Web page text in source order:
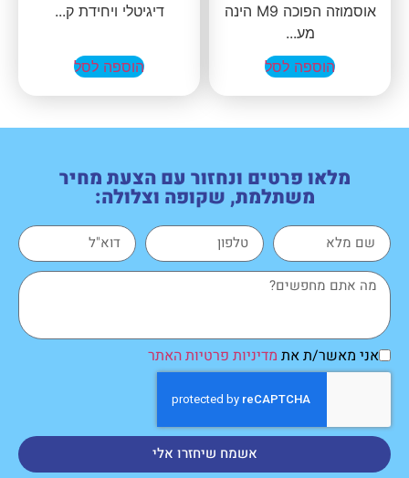
אוסמוזה הפוכה M9 הינה
מע...
הוספה לסל
דיגיטלי ויחידת ק...
הוספה לסל
מלאו פרטים ונחזור עם הצעת מחיר
משתלמת, שקופה וצלולה:
אני מאשר/ת את מדיניות פרטיות האתר
אשמח שיחזרו אלי